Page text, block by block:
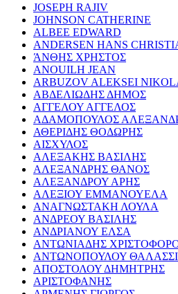
JOSEPH RAJIV
JOHNSON CATHERINE
ALBEE EDWARD
ANDERSEN HANS
ΆΝΘΗΣ ΧΡΗΣΤΟΣ
ANOUILH JEAN
ARBUZOV ALEKSEI
ΑΒΔΕΛΙΩΔΗΣ ΔΗΜΟΣ
ΑΓΓΕΛΟΥ ΑΓΓΕΛΟΣ
ΑΔΑΜΟΠΟΥΛΟΣ
ΑΘΕΡΙΔΗΣ ΘΟΔΩΡΗΣ
ΑΙΣΧΥΛΟΣ
ΑΛΕΞΑΚΗΣ ΒΑΣΙΛΗΣ
ΑΛΕΞΑΝΔΡΗΣ ΘΑΝΟΣ
ΑΛΕΞΑΝΔΡΟΥ ΑΡΗΣ
ΑΛΕΞΙΟΥ ΕΜΜΑΝΟΥΕΛΑ
ΑΝΑΓΝΩΣΤΑΚΗ ΛΟΥΛΑ
ΑΝΔΡΕΟΥ ΒΑΣΙΛΗΣ
ΑΝΔΡΙΑΝΟΥ ΕΛΣΑ
ΑΝΤΩΝΙΑΔΗΣ
ΑΝΤΩΝΟΠΟΥΛΟΥ
ΑΠΟΣΤΟΛΟΥ ΔΗΜΗΤΡΗΣ
ΑΡΙΣΤΟΦΑΝΗΣ